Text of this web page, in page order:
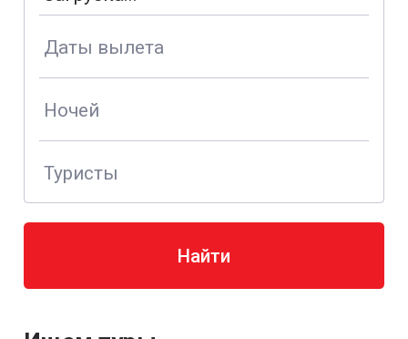
Даты вылета
Ночей
Туристы
Найти